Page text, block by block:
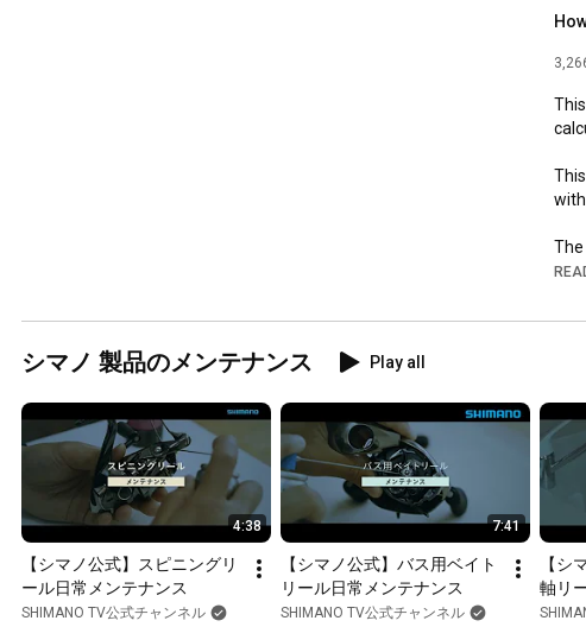
and
シマノ 製品のメンテナンス Play all
4:38
【シマノ公式】スピニングリ
ール日常メンテナンス
SHIMANO TV公式チャンネル
7:41
【シマノ公式】バス用ベイト
リール日常メンテナンス
SHIMANO TV公式チャンネル
【シ
軸リ